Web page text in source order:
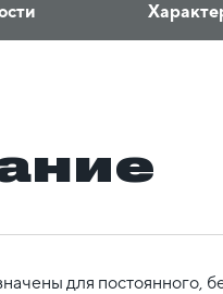
для постоянного,